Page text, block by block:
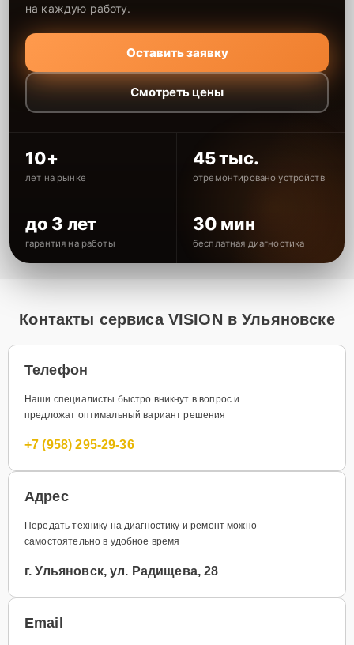
на каждую работу.
Оставить заявку
Смотреть цены
10+
лет на рынке
45 тыс.
отремонтировано устройств
до 3 лет
гарантия на работы
30 мин
бесплатная диагностика
Контакты сервиса VISION в Ульяновске
Телефон
Наши специалисты быстро вникнут в вопрос и
предложат оптимальный вариант решения
+7 (958) 295-29-36
Адрес
Передать технику на диагностику и ремонт можно
самостоятельно в удобное время
г. Ульяновск, ул. Радищева, 28
Email